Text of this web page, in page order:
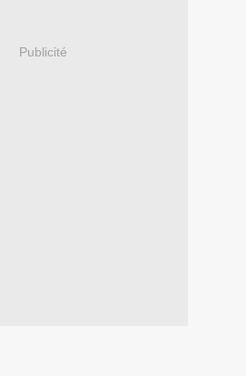
Publicité